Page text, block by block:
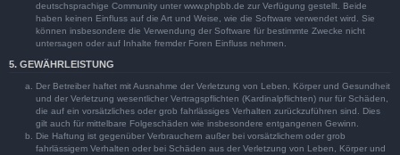
deutschsprachige Community unter www.phpbb.de zur Verfügung gestellt. Beide
haben keinen Einfluss auf die Art und Weise, wie die Software verwendet wird. Sie
können insbesondere die Verwendung der Software für bestimmte Zwecke nicht
untersagen oder auf Inhalte fremder Foren Einfluss nehmen.
5. GEWÄHRLEISTUNG
Der Betreiber haftet mit Ausnahme der Verletzung von Leben, Körper und Gesundheit
und der Verletzung wesentlicher Vertragspflichten (Kardinalpflichten) nur für Schäden,
die auf ein vorsätzliches oder grob fahrlässiges Verhalten zurückzuführen sind. Dies
gilt auch für mittelbare Folgeschäden wie insbesondere entgangenen Gewinn.
Die Haftung ist gegenüber Verbrauchern außer bei vorsätzlichem oder grob
fahrlässigem Verhalten oder bei Schäden aus der Verletzung von Leben, Körper und